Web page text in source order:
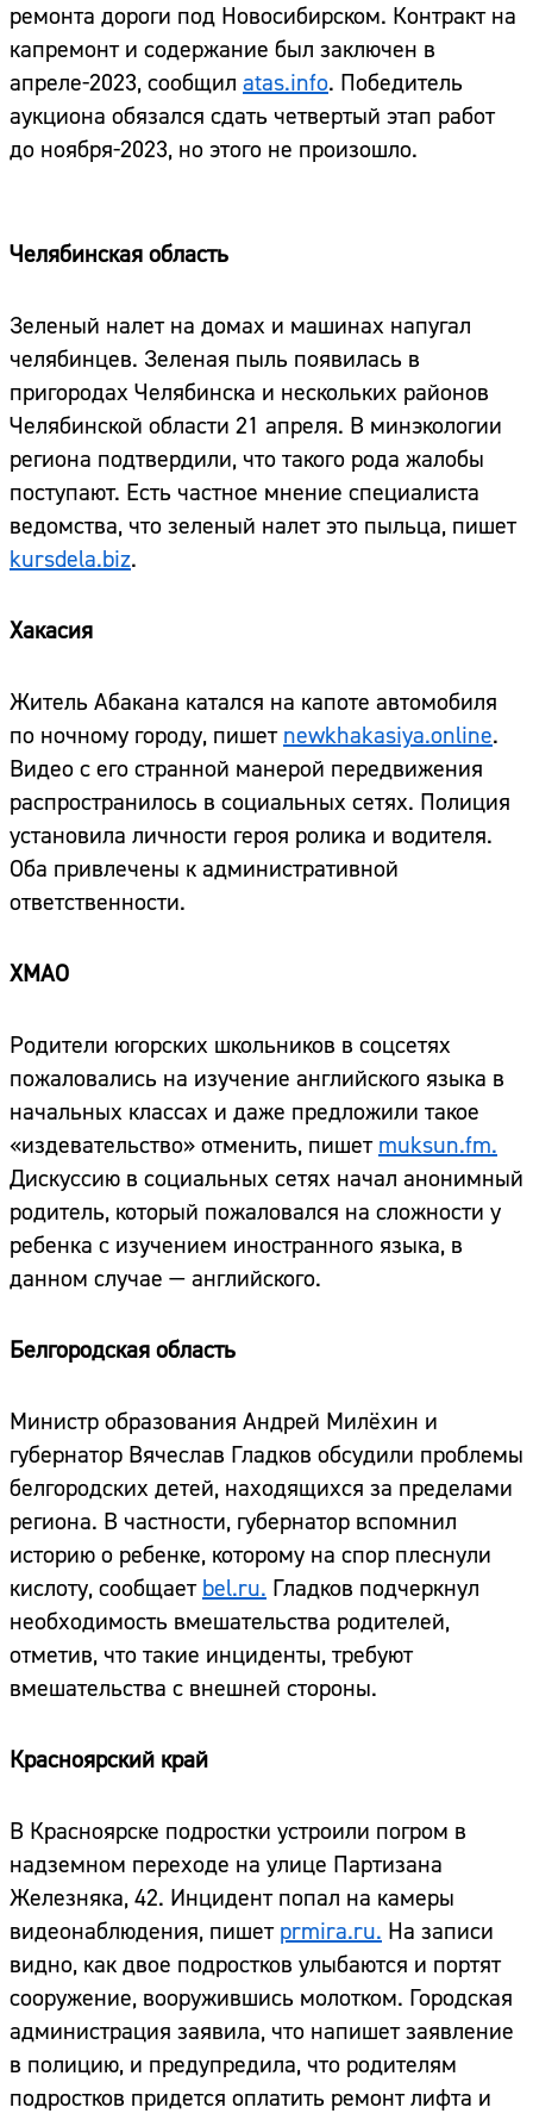
ремонта дороги под Новосибирском. Контракт на
капремонт и содержание был заключен в
апреле-2023, сообщил atas.info. Победитель
аукциона обязался сдать четвертый этап работ
до ноября-2023, но этого не произошло.
Челябинская область
Зеленый налет на домах и машинах напугал
челябинцев. Зеленая пыль появилась в
пригородах Челябинска и нескольких районов
Челябинской области 21 апреля. В минэкологии
региона подтвердили, что такого рода жалобы
поступают. Есть частное мнение специалиста
ведомства, что зеленый налет это пыльца, пишет
kursdela.biz.
Хакасия
Житель Абакана катался на капоте автомобиля
по ночному городу, пишет newkhakasiya.online.
Видео с его странной манерой передвижения
распространилось в социальных сетях. Полиция
установила личности героя ролика и водителя.
Оба привлечены к административной
ответственности.
ХМАО
Родители югорских школьников в соцсетях
пожаловались на изучение английского языка в
начальных классах и даже предложили такое
«издевательство» отменить, пишет muksun.fm.
Дискуссию в социальных сетях начал анонимный
родитель, который пожаловался на сложности у
ребенка с изучением иностранного языка, в
данном случае — английского.
Белгородская область
Министр образования Андрей Милёхин и
губернатор Вячеслав Гладков обсудили проблемы
белгородских детей, находящихся за пределами
региона. В частности, губернатор вспомнил
историю о ребенке, которому на спор плеснули
кислоту, сообщает bel.ru. Гладков подчеркнул
необходимость вмешательства родителей,
отметив, что такие инциденты, требуют
вмешательства с внешней стороны.
Красноярский край
В Красноярске подростки устроили погром в
надземном переходе на улице Партизана
Железняка, 42. Инцидент попал на камеры
видеонаблюдения, пишет prmira.ru. На записи
видно, как двое подростков улыбаются и портят
сооружение, вооружившись молотком. Городская
администрация заявила, что напишет заявление
в полицию, и предупредила, что родителям
подростков придется оплатить ремонт лифта и
Сайт: